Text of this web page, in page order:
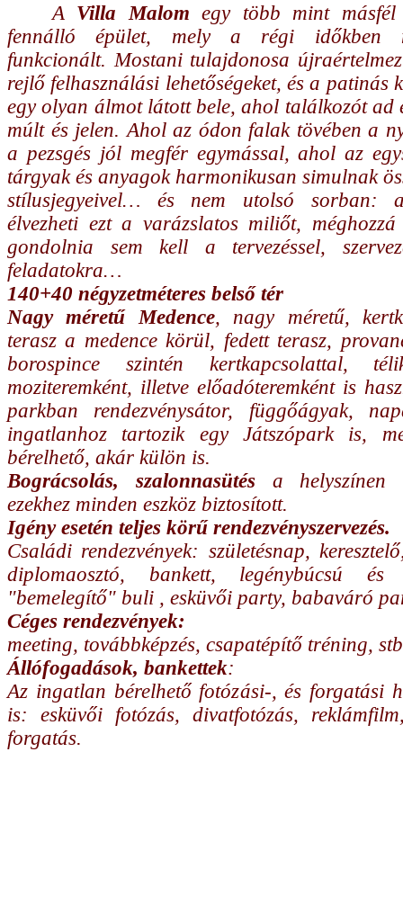
A Villa Malom egy több mint másfél
fennálló épület, mely a régi időkben
funkcionált. Mostani tulajdonosa
rejlő felhasználási lehetőségeket, és a patinás
egy olyan álmot látott bele, ahol találkozót ad
múlt és jelen. Ahol az ódon falak tövében a
a pezsgés jól megfér egymással, ahol az
tárgyak és anyagok harmonikusan simulnak
stílusjegyeivel… és nem utolsó sorban:
élvezheti ezt a varázslatos miliőt,
gondolnia sem kell a tervezéssel,
feladatokra…
140+40 négyzetméteres belső tér
Nagy méretű Medence, nagy méretű,
terasz a medence körül, fedett terasz,
borospince szintén kertkapcsolattal,
moziteremként, illetve előadóteremként is
parkban rendezvénysátor, függőágyak,
ingatlanhoz tartozik egy Játszópark is,
bérelhető, akár külön is.
Bográcsolás, szalonnasütésa helyszínen
ezekhez minden eszköz biztosított.
Igény esetén teljes körű rendezvényszervezés.
Családi rendezvények: születésnap,
diplomaosztó, bankett, legénybúcsú és
"bemelegítő" buli , esküvői party, babaváró
Céges rendezvények:
meeting, továbbképzés, csapatépítő tréning,
Állófogadások, bankettek:
Az ingatlan bérelhető fotózási-, és forgatási
is: esküvői fotózás, divatfotózás,
forgatás.